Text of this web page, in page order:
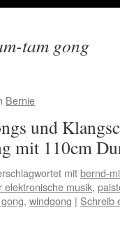
tam gong
Bernie
und
mit 110cm
mitbernd-
elektronische musik,
, windgong | Schreib